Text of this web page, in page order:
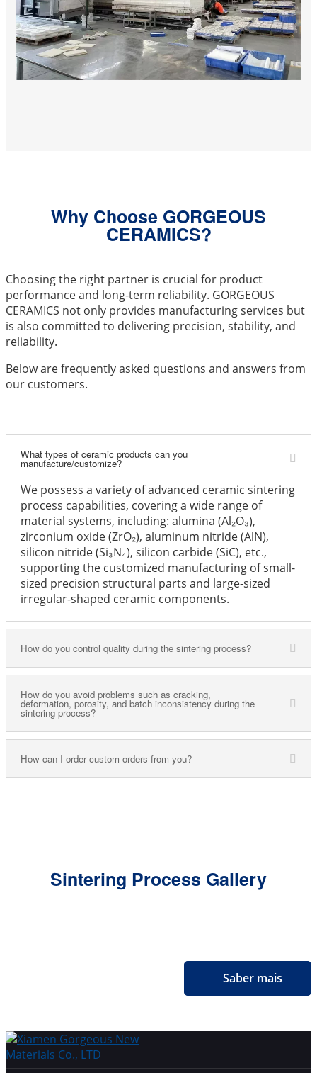
Why Choose GORGEOUS
CERAMICS?
Choosing the right partner is crucial for product
performance and long-term reliability. GORGEOUS
CERAMICS not only provides manufacturing services but
is also committed to delivering precision, stability, and
reliability.
Below are frequently asked questions and answers from
our customers.
What types of ceramic products can you
manufacture/customize?
We possess a variety of advanced ceramic sintering
process capabilities, covering a wide range of
material systems, including: alumina (Al₂O₃),
zirconium oxide (ZrO₂), aluminum nitride (AlN),
silicon nitride (Si₃N₄), silicon carbide (SiC), etc.,
supporting the customized manufacturing of small-
sized precision structural parts and large-sized
irregular-shaped ceramic components.
How do you control quality during the sintering process?
How do you avoid problems such as cracking,
deformation, porosity, and batch inconsistency during the
sintering process?
How can I order custom orders from you?
Sintering Process Gallery
Saber mais